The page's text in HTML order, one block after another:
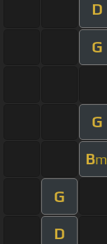
D
G
G
Bm
G
D